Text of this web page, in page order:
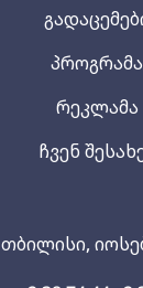
თბილისი,
პროგრამა
რეკლამა
ჩვენ